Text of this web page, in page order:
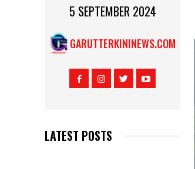
5 SEPTEMBER 2024
GARUTTERKININEWS.COM
LATEST POSTS